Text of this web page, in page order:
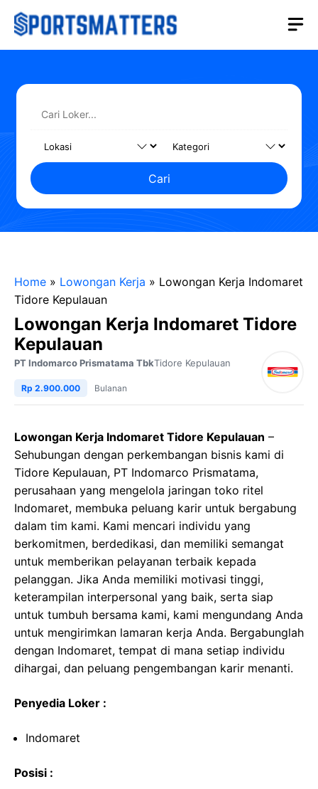
Langsung
Cari
Home » Lowongan Kerja » Lowongan Kerja Indomaret
Tidore Kepulauan
Lowongan Kerja Indomaret Tidore
Kepulauan
PT Indomarco Prismatama TbkTidore Kepulauan
Rp 2.900.000 Bulanan
Lowongan Kerja Indomaret Tidore Kepulauan –
Sehubungan dengan perkembangan bisnis kami di
Tidore Kepulauan, PT Indomarco Prismatama,
perusahaan yang mengelola jaringan toko ritel
Indomaret, membuka peluang karir untuk bergabung
dalam tim kami. Kami mencari individu yang
berkomitmen, berdedikasi, dan memiliki semangat
untuk memberikan pelayanan terbaik kepada
pelanggan. Jika Anda memiliki motivasi tinggi,
keterampilan interpersonal yang baik, serta siap
untuk tumbuh bersama kami, kami mengundang Anda
untuk mengirimkan lamaran kerja Anda. Bergabunglah
dengan Indomaret, tempat di mana setiap individu
dihargai, dan peluang pengembangan karir menanti.
Penyedia Loker :
Indomaret
Posisi :